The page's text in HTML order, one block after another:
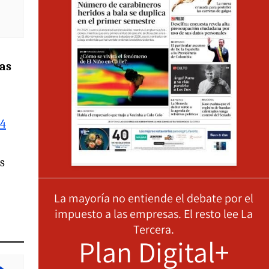
La mayoría no entiende el debate por el
impuesto a las empresas. El resto lee La
Tercera.
Plan Digital+